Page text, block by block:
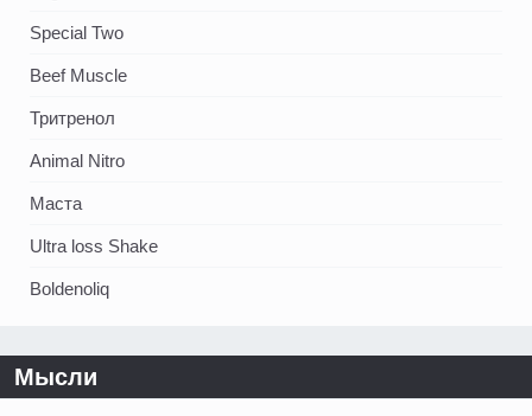
Special Two
Beef Muscle
Тритренол
Animal Nitro
Маста
Ultra loss Shake
Boldenoliq
Мысли